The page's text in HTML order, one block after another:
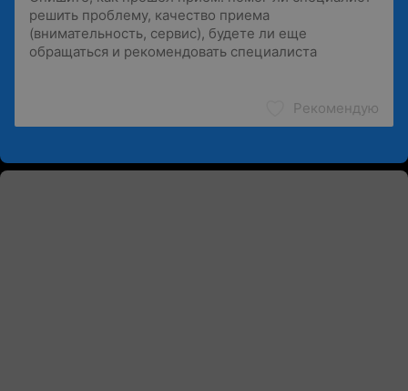
Рекомендую